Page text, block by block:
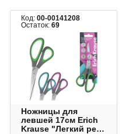
Код:00-00141208
Остаток:69
Ножницы для
левшей 17см Erich
Krause "Легкий рез